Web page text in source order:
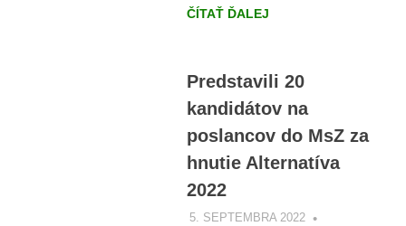
ČÍTAŤ ĎALEJ
Predstavili 20
kandidátov na
poslancov do MsZ za
hnutie Alternatíva
2022
5. SEPTEMBRA 2022